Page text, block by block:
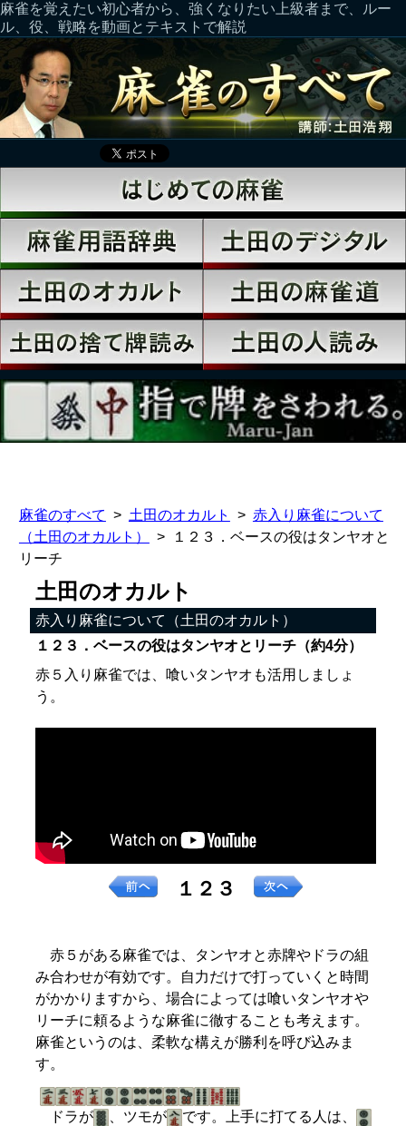
麻雀を覚えたい初心者から、強くなりたい上級者まで、ルー
ル、役、戦略を動画とテキストで解説
麻雀のすべて 土田のオカルト
赤入り麻雀について
（土田のオカルト）
１２３．ベースの役はタンヤオと
リーチ
土田のオカルト
赤入り麻雀について（土田のオカルト）
１２３．ベースの役はタンヤオとリーチ（約4分）
赤５入り麻雀では、喰いタンヤオも活用しましょ
う。
１２３
赤５がある麻雀では、タンヤオと赤牌やドラの組
み合わせが有効です。自力だけで打っていくと時間
がかかりますから、場合によっては喰いタンヤオや
リーチに頼るような麻雀に徹することも考えます。
麻雀というのは、柔軟な構えが勝利を呼び込みま
す。
ドラが 、ツモが
です。上手に打てる人は、